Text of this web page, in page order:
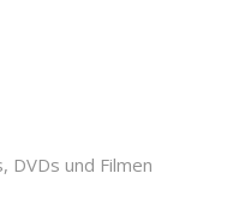
DVDs und Filmen